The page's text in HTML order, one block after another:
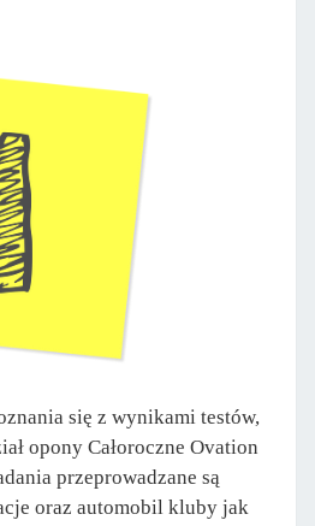
się z wynikami testów,
opony Całoroczne Ovation
przeprowadzane są
oraz automobil kluby jak